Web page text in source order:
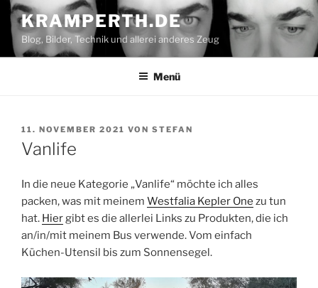
Zum
Inhalt
springen
KRAMPERTH.DE
Blog, Bilder, Technik und allerei anderes Zeug
Menü
VERÖFFENTLICHT
AM
11. NOVEMBER 2021 VON STEFAN
Vanlife
In die neue Kategorie „Vanlife“ möchte ich alles
packen, was mit meinem Westfalia Kepler One zu tun
hat. Hiergibt es die allerlei Links zu Produkten, die ich
an/in/mit meinem Bus verwende. Vom einfach
Küchen-Utensil bis zum Sonnensegel.